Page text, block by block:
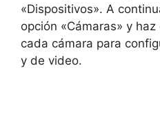
«Dispositivos». A
opción «Cámaras» y
cada cámara para
y de video.